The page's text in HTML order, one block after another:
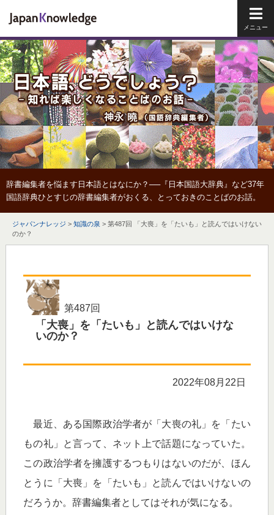
辞書編集者を悩ます日本語とはなにか？──『日本国語大辞典』など37年
国語辞典ひとすじの辞書編集者がおくる、とっておきのことばのお話。
ジャパンナレッジ > 知識の泉 > 第487回 「大喪」を「たいも」と読んではいけない
のか？
第487回
「大喪」を「たいも」と読んではいけな
いのか？
2022年08月22日
最近、ある国際政治学者が「大喪の礼」を「たい
もの礼」と言って、ネット上で話題になっていた。
この政治学者を擁護するつもりはないのだが、ほん
とうに「大喪」を「たいも」と読んではいけないの
だろうか。辞書編集者としてはそれが気になる。